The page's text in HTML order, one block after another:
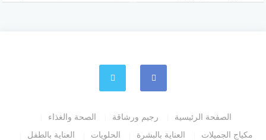
الصفحة الرئيسية رجيم ورشاقة
الصحة والغذاء
مكياج الجميلات
العناية بالبشرة الحلويات
العناية بالطفل